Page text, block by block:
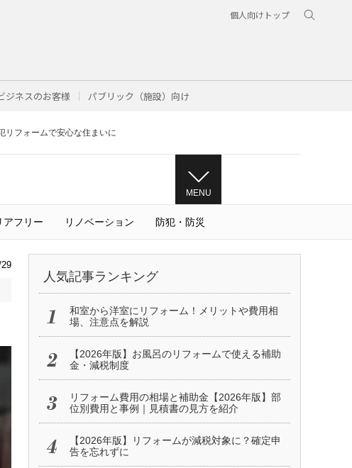
個人向けトップ
ジネスのお客様 パブリック（施設）向け
リフォームで安心な住まいに
MENU
アフリー リノベーション 防犯・防災
人気記事ランキング
和室から洋室にリフォーム！メリットや費用相
場、注意点を解説
【2026年版】お風呂のリフォームで使える補助
金・減税制度
リフォーム費用の相場と補助金【2026年版】部
位別費用と事例｜見積書の見方を紹介
【2026年版】リフォームが減税対象に？確定申
告を忘れずに